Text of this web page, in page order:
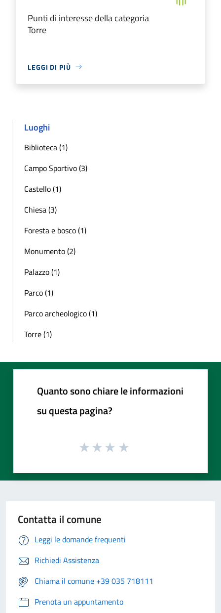
Punti di interesse della categoria
Torre
LEGGI DI PIÙ
Luoghi
Biblioteca (1)
Campo Sportivo (3)
Castello (1)
Chiesa (3)
Foresta e bosco (1)
Monumento (2)
Palazzo (1)
Parco (1)
Parco archeologico (1)
Torre (1)
Quanto sono chiare le informazioni
su questa pagina?
Contatta il comune
Leggi le domande frequenti
Richiedi Assistenza
Chiama il comune +39 035 718111
Prenota un appuntamento